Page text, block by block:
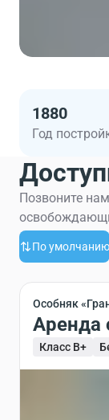
1880
Год
Позвоните
По умолчанию
Особняк
Аренда
Класс B+